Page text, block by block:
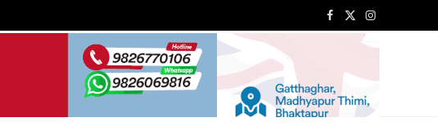
Facebook
X
(Twitter)
Instagram